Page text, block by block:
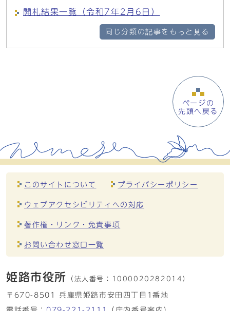
開札結果一覧（令和7年2月6日）
同じ分類の記事をもっと見る
ページの
先頭へ戻る
このサイトについて プライバシーポリシー
ウェブアクセシビリティへの対応
著作権・リンク・免責事項
お問い合わせ窓口一覧
姫路市役所 （法人番号： 1000020282014）
〒670-8501 兵庫県姫路市安田四丁目1番地